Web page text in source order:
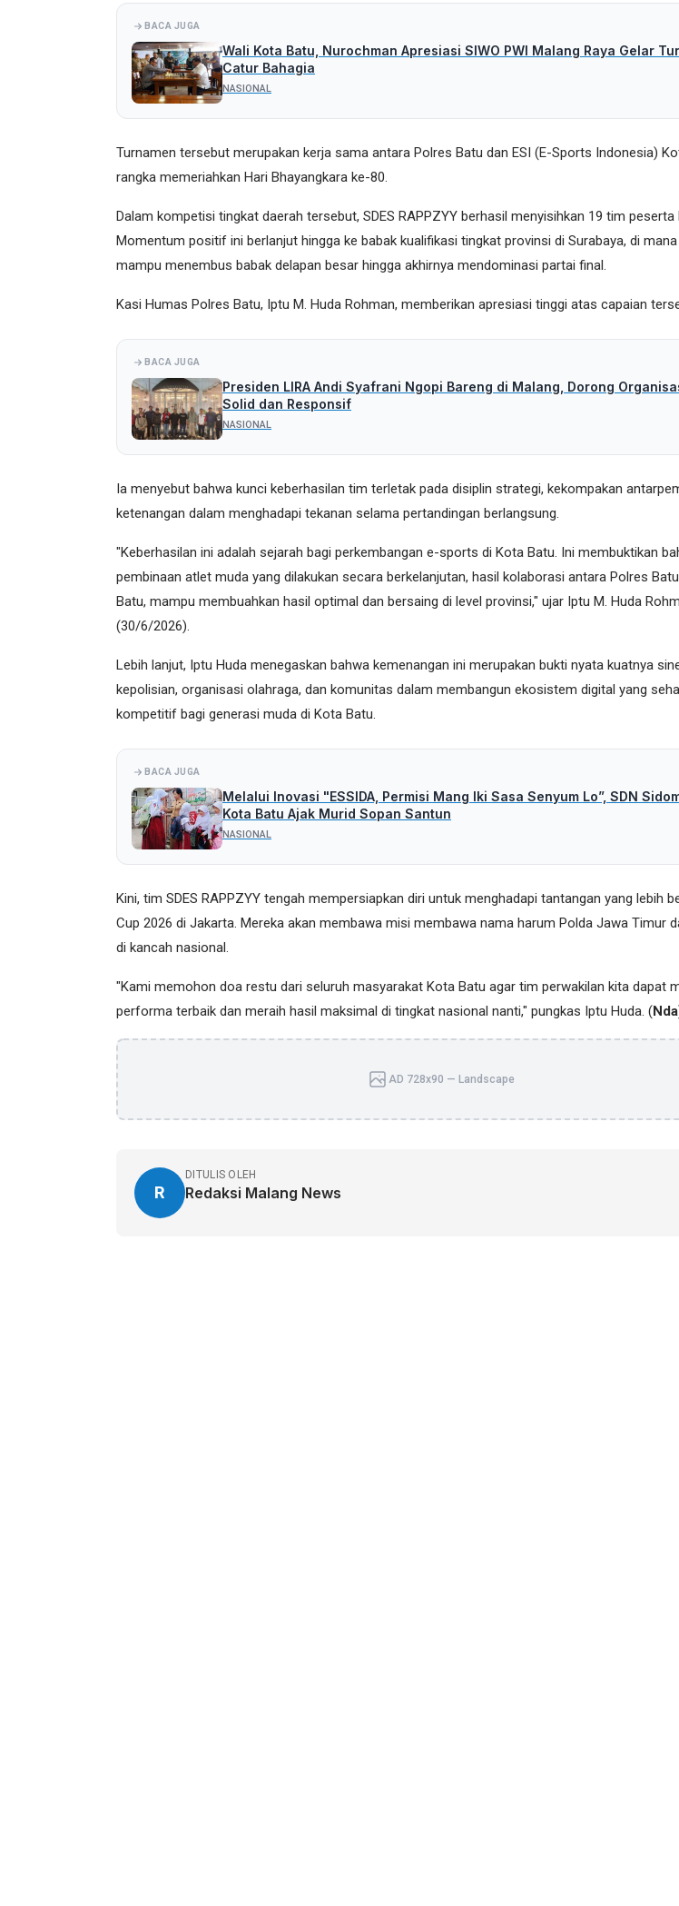
BACA JUGA
Wali Kota Batu, Nurochman Apresiasi SIWO PWI Malang Raya Gelar
Catur Bahagia
NASIONAL
Turnamen tersebut merupakan kerja sama antara Polres Batu dan ESI (E-Sports Indonesia)
rangka memeriahkan Hari Bhayangkara ke-80.
Dalam kompetisi tingkat daerah tersebut, SDES RAPPZYY berhasil menyisihkan 19 tim peserta
Momentum positif ini berlanjut hingga ke babak kualifikasi tingkat provinsi di Surabaya, di
mampu menembus babak delapan besar hingga akhirnya mendominasi partai final.
Kasi Humas Polres Batu, Iptu M. Huda Rohman, memberikan apresiasi tinggi atas capaian
BACA JUGA
Presiden LIRA Andi Syafrani Ngopi Bareng di Malang, Dorong
Solid dan Responsif
NASIONAL
Ia menyebut bahwa kunci keberhasilan tim terletak pada disiplin strategi, kekompakan
ketenangan dalam menghadapi tekanan selama pertandingan berlangsung.
"Keberhasilan ini adalah sejarah bagi perkembangan e-sports di Kota Batu. Ini membuktikan
pembinaan atlet muda yang dilakukan secara berkelanjutan, hasil kolaborasi antara Polres
Batu, mampu membuahkan hasil optimal dan bersaing di level provinsi," ujar Iptu M. Huda
(30/6/2026).
Lebih lanjut, Iptu Huda menegaskan bahwa kemenangan ini merupakan bukti nyata kuatnya
kepolisian, organisasi olahraga, dan komunitas dalam membangun ekosistem digital yang
kompetitif bagi generasi muda di Kota Batu.
BACA JUGA
Melalui Inovasi "ESSIDA, Permisi Mang Iki Sasa Senyum Lo”, SDN
Kota Batu Ajak Murid Sopan Santun
NASIONAL
Kini, tim SDES RAPPZYY tengah mempersiapkan diri untuk menghadapi tantangan yang lebih
Cup 2026 di Jakarta. Mereka akan membawa misi membawa nama harum Polda Jawa Timur
di kancah nasional.
"Kami memohon doa restu dari seluruh masyarakat Kota Batu agar tim perwakilan kita dapat
performa terbaik dan meraih hasil maksimal di tingkat nasional nanti," pungkas Iptu Huda. (Nda
AD 728x90 — Landscape
R
DITULIS OLEH
Redaksi Malang News